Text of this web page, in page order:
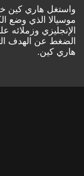
واستغل هاري كين
موسيالا الذي وضع
الإنجليزي
الضغط عن الهدف
هاري كين.